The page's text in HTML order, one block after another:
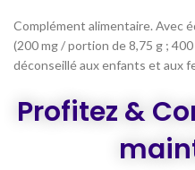
Complément alimentaire. Avec
(200 mg / portion de 8,75 g ;
déconseillé aux enfants et aux
Profitez &